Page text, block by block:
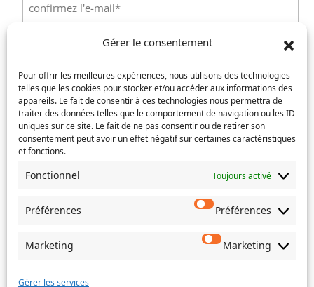
Gérer le consentement
Pour offrir les meilleures expériences, nous utilisons des technologies
telles que les cookies pour stocker et/ou accéder aux informations des
appareils. Le fait de consentir à ces technologies nous permettra de
traiter des données telles que le comportement de navigation ou les ID
uniques sur ce site. Le fait de ne pas consentir ou de retirer son
consentement peut avoir un effet négatif sur certaines caractéristiques
et fonctions.
Fonctionnel Toujours activé
Préférences Préférences
Marketing Marketing
Gérer les services
un
e-
(Nécessaire)
Service concerné(Nécessaire)
Si votre demande concerne des actes de naissance et/ou
de mariage, choisissez l'Etat-Civil comme service
Objet